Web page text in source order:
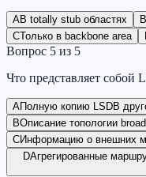
AВ totally stub областях B
CТолько в backbone area
Вопрос 5 из 5
Что представляет собой
AПолную копию LSDB
BОписание топологии
CИнформацию о внешних
DАгрегированные